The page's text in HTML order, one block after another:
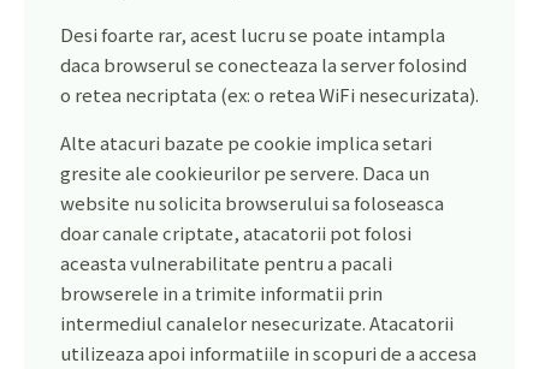
Desi foarte rar, acest lucru se poate intampla
daca browserul se conecteaza la server folosind
o retea necriptata (ex: o retea WiFi nesecurizata).
Alte atacuri bazate pe cookie implica setari
gresite ale cookieurilor pe servere. Daca un
website nu solicita browserului sa foloseasca
doar canale criptate, atacatorii pot folosi
aceasta vulnerabilitate pentru a pacali
browserele in a trimite informatii prin
intermediul canalelor nesecurizate. Atacatorii
utilizeaza apoi informatiile in scopuri de a accesa